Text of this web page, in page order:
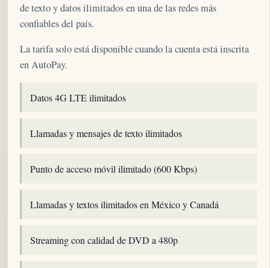
de texto y datos ilimitados en una de las redes más
confiables del país.
La tarifa solo está disponible cuando la cuenta está inscrita
en AutoPay.
Datos 4G LTE ilimitados
Llamadas y mensajes de texto ilimitados
Punto de acceso móvil ilimitado (600 Kbps)
Llamadas y textos ilimitados en México y Canadá
Streaming con calidad de DVD a 480p